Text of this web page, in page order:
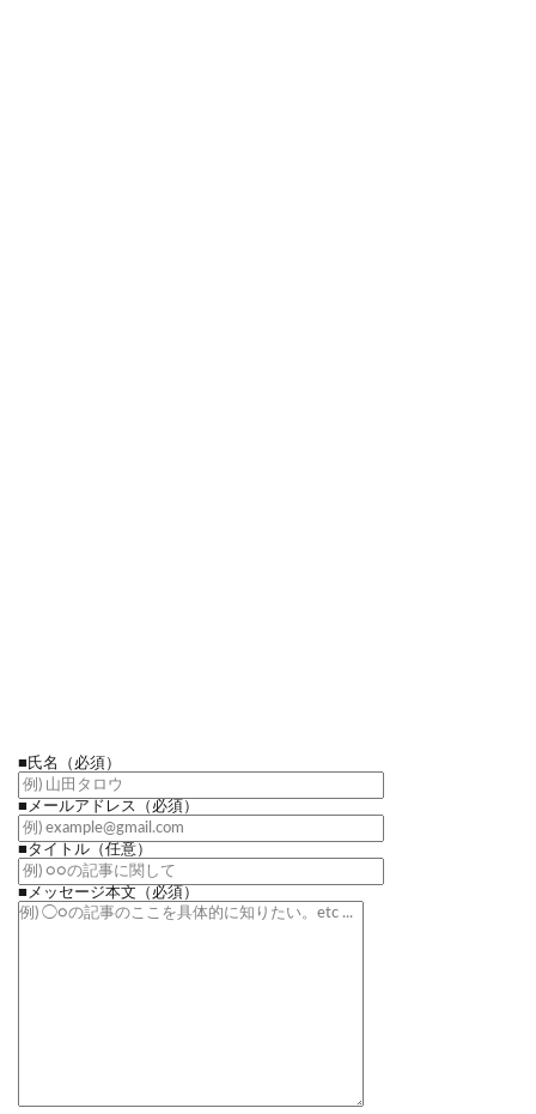
■氏名 （必須）
■メールアドレス （必須）
■タイトル （任意）
■メッセージ本文 （必須）